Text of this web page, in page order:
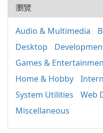
瀏覽
Audio & Multimedia
Desktop
Games &
Home & Hobby
System Utilities
Web
Miscellaneous